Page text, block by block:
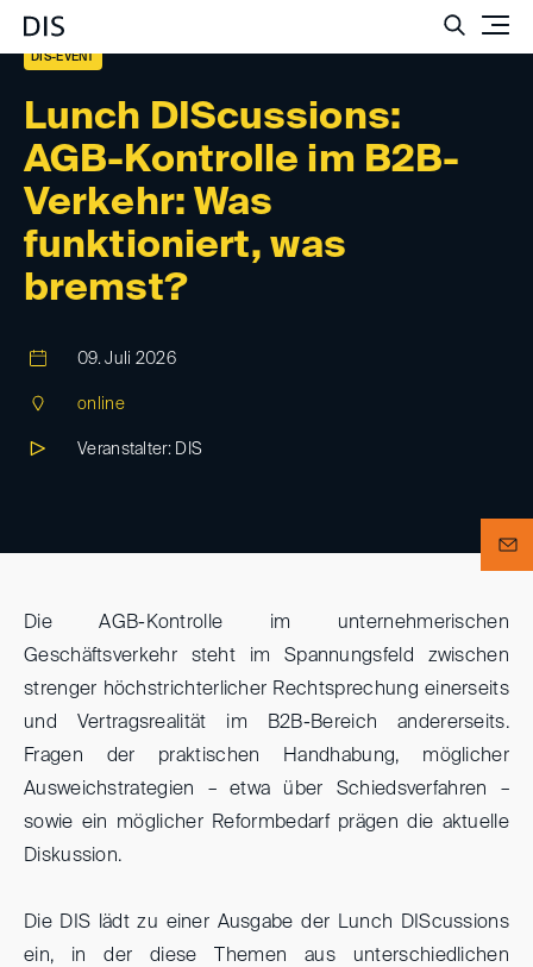
Lunch DIScussions:
AGB-Kontrolle im B2B-
Verkehr: Was
funktioniert, was
bremst?
DIS-EVENT
09. Juli 2026
online
Veranstalter: DIS
Die AGB-Kontrolle im unternehmerischen
Geschäftsverkehr steht im Spannungsfeld zwischen
strenger höchstrichterlicher Rechtsprechung einerseits
und Vertragsrealität im B2B-Bereich andererseits.
Fragen der praktischen Handhabung, möglicher
Ausweichstrategien – etwa über Schiedsverfahren –
sowie ein möglicher Reformbedarf prägen die aktuelle
Diskussion.
Die DIS lädt zu einer Ausgabe der Lunch DIScussions
ein, in der diese Themen aus unterschiedlichen